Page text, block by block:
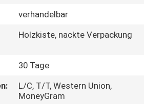
verhandelbar
Holzkiste, nackte Verpackung
30 Tage
L/C, T/T, Western Union,
MoneyGram